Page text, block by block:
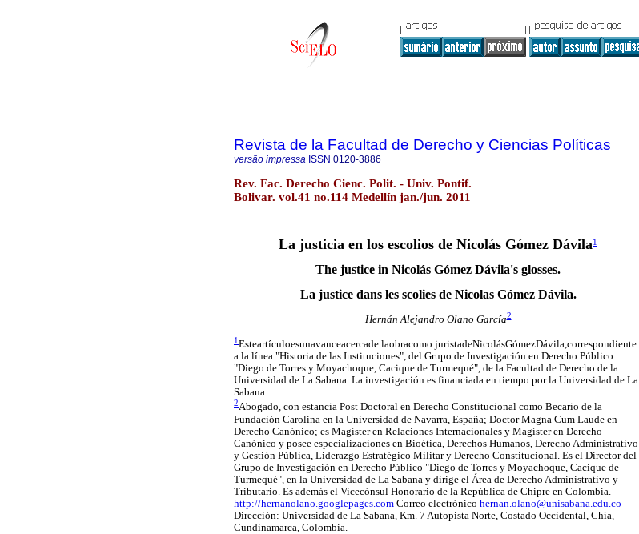
Revista de la Facultad de Derecho y Ciencias Políticas
versão impressa ISSN 0120-3886
Rev. Fac. Derecho Cienc. Polit. - Univ. Pontif.
Bolivar. vol.41 no.114 Medellín jan./jun. 2011
La justicia en los escolios de Nicolás Gómez Dávila1
The justice in Nicolás Gómez Dávila's glosses.
La justice dans les scolies de Nicolas Gómez Dávila.
Hernán Alejandro Olano García2
1 Esteartículoesunavanceacercade laobracomo juristadeNicolásGómezDávila,correspondiente
a la línea "Historia de las Instituciones", del Grupo de Investigación en Derecho Público
"Diego de Torres y Moyachoque, Cacique de Turmequé", de la Facultad de Derecho de la
Universidad de La Sabana. La investigación es financiada en tiempo por la Universidad de La
Sabana.
2Abogado, con estancia Post Doctoral en Derecho Constitucional como Becario de la
Fundación Carolina en la Universidad de Navarra, España; Doctor Magna Cum Laude en
Derecho Canónico; es Magíster en Relaciones Internacionales y Magíster en Derecho
Canónico y posee especializaciones en Bioética, Derechos Humanos, Derecho Administrativo
y Gestión Pública, Liderazgo Estratégico Militar y Derecho Constitucional. Es el Director del
Grupo de Investigación en Derecho Público "Diego de Torres y Moyachoque, Cacique de
Turmequé", en la Universidad de La Sabana y dirige el Área de Derecho Administrativo y
Tributario. Es además el Vicecónsul Honorario de la República de Chipre en Colombia.
http://hernanolano.googlepages.com Correo electrónico hernan.olano@unisabana.edu.co
Dirección: Universidad de La Sabana, Km. 7 Autopista Norte, Costado Occidental, Chía,
Cundinamarca, Colombia.